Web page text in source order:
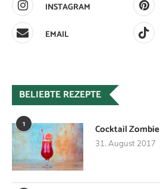
INSTAGRAM
EMAIL
BELIEBTE REZEPTE
1 Cocktail Zombie
31. August 2017